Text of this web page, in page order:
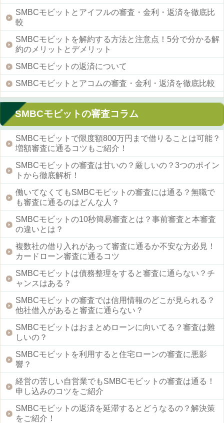
SMBCモビットとアイフルの審査・金利・返済を徹底比
較
SMBCモビットを解約する方法と注意点！5分で分かる解
約のメリットとデメリット
SMBCモビットの返済について
SMBCモビットとアコムの審査・金利・返済を徹底比較
SMBCモビットの審査コラム
SMBCモビットで限度額800万円まで借りることは可能？
増額審査に通るコツもご紹介！
SMBCモビットの審査は甘いの？厳しいの？3つのポイン
トから徹底解析！
働いてなくてもSMBCモビットの審査には通る？無職で
も審査に通るのはどんな人？
SMBCモビットの10秒簡易審査とは？事前審査と本審査
の違いとは？
複数社の借り入れがあって審査に通るか不安な方必見！
カードローン審査に通るコツ
SMBCモビットは債務整理をすると審査に通らない？チ
ャンスはある？
SMBCモビットの審査では信用情報のどこが見られる？
他社借入があると審査に通らない？
SMBCモビットはおまとめローンに向いてる？審査は難
しいの？
SMBCモビットを利用すると住宅ローンの審査に悪影
響？
経営の苦しい自営業でもSMBCモビットの審査は通る！
申し込みのコツをご紹介
SMBCモビットの返済を延滞するとどうなるの？解決策
をご紹介！